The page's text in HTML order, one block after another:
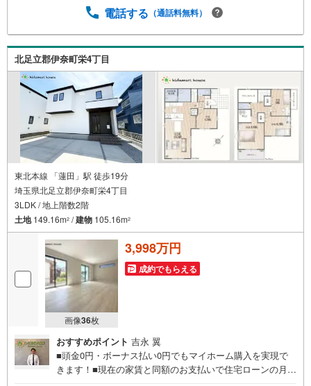
とも、十分理解した上でご選択できます☆彡■現在、車のロ
ださい。■低金利の今だからこそ、住宅ローン審査が緩やか
な傾向にあります。
電話する （通話料無料）
北足立郡伊奈町栄4丁目
東北本線 「蓮田」駅 徒歩19分
埼玉県北足立郡伊奈町栄4丁目
3LDK / 地上階数2階
土地149.16m2 /建物 105.16m2
画像36枚
3,998万円
成約でもらえる
おすすめポイント 吉永 翼
■頭金0円・ボーナス払い0円でもマイホーム購入を実現で
きます！■現在の家賃と同額のお支払いで住宅ローンの月々